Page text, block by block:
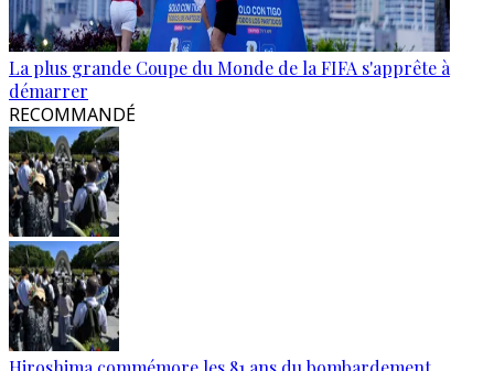
La plus grande Coupe du Monde de la FIFA s'apprête à
démarrer
RECOMMANDÉ